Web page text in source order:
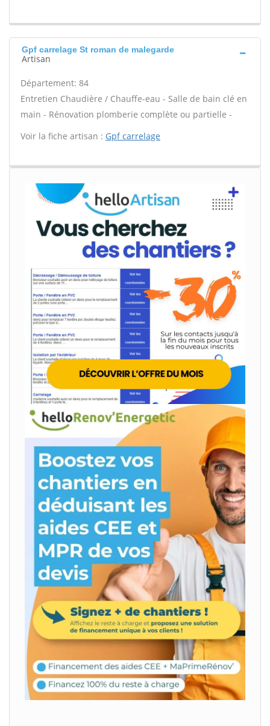
Gpf carrelage St roman de malegarde
Artisan
Département: 84
Entretien Chaudière / Chauffe-eau - Salle de bain clé en
main - Rénovation plomberie complète ou partielle -
Voir la fiche artisan : Gpf carrelage